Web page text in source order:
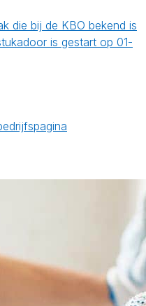
die bij de KBO bekend is
is gestart op 01-